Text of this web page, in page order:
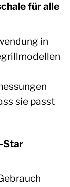
für alle
in
sie passt
Star